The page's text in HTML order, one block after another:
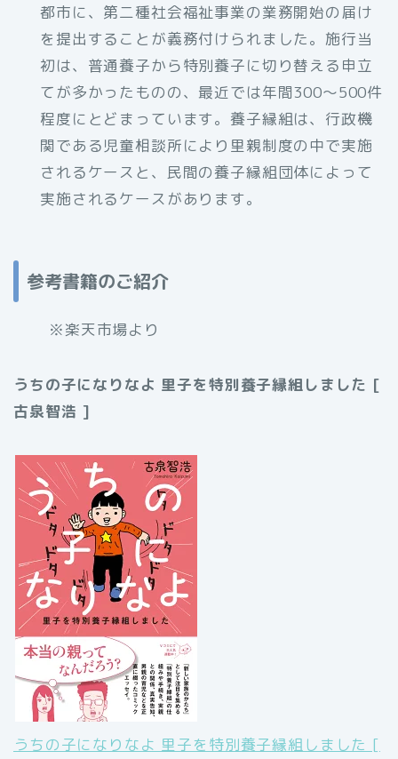
都市に、第二種社会福祉事業の業務開始の届け
を提出することが義務付けられました。施行当
初は、普通養子から特別養子に切り替える申立
てが多かったものの、最近では年間300～500件
程度にとどまっています。養子縁組は、行政機
関である児童相談所により里親制度の中で実施
されるケースと、民間の養子縁組団体によって
実施されるケースがあります。
参考書籍のご紹介
※楽天市場より
うちの子になりなよ 里子を特別養子縁組しました [
古泉智浩 ]
うちの子になりなよ 里子を特別養子縁組しました [